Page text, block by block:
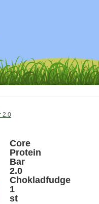
2.0
Core
Protein
Bar
2.0
Chokladfudge
1
st